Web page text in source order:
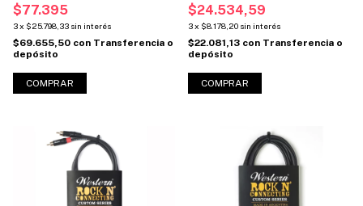
$77.395
3x $25.798,33 sin interés
$69.655,50 con Transferencia o
depósito
COMPRAR
$24.534,59
3x $8.178,20 sin interés
$22.081,13 con Transferencia o
depósito
COMPRAR